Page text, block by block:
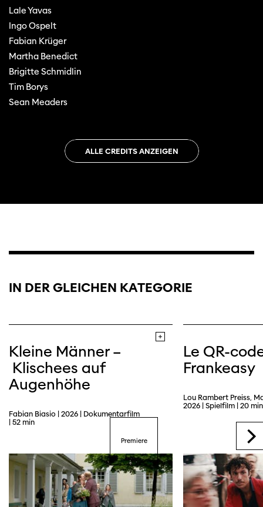
Lale Yavas
Ingo Ospelt
Fabian Krüger
Martha Benedict
Brigitte Schmidlin
Tim Borys
Sean Meaders
ALLE CREDITS ANZEIGEN
IN DER GLEICHEN KATEGORIE
Kleine Männer –
Klischees auf
Augenhöhe
Fabian Biasio | 2026 | Dokumentarfilm
| 52 min
Premiere
Le QR-
Frankeasy
Lou Rambert Preiss,
2026 | Spielfilm | 20 min